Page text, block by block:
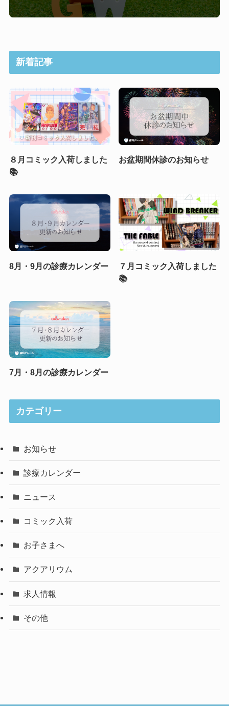
新着記事
８月コミック入荷しました
📚
お盆期間休診のお知らせ
8月・9月の診療カレンダー
７月コミック入荷しました
📚
7月・8月の診療カレンダー
カテゴリー
お知らせ
診療カレンダー
ニュース
コミック入荷
お子さまへ
アクアリウム
求人情報
その他